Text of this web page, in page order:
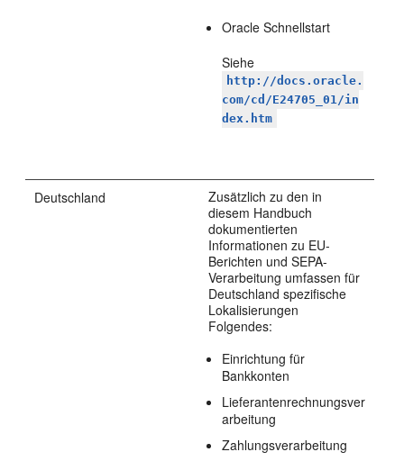
Oracle Schnellstart
Siehe
http://docs.oracle.
com/cd/E24705_01/in
dex.htm
Deutschland
Zusätzlich zu den in
diesem Handbuch
dokumentierten
Informationen zu EU-
Berichten und SEPA-
Verarbeitung umfassen für
Deutschland spezifische
Lokalisierungen
Folgendes:
Einrichtung für
Bankkonten
Lieferantenrechnungsver
arbeitung
Zahlungsverarbeitung